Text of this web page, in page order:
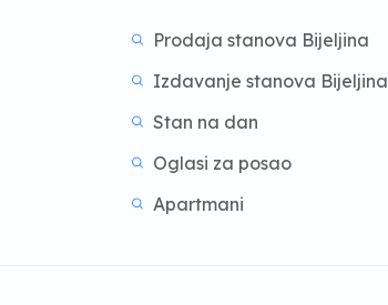
Prodaja stanova Bijeljina
Izdavanje stanova Bijeljina
Stan na dan
Oglasi za posao
Apartmani